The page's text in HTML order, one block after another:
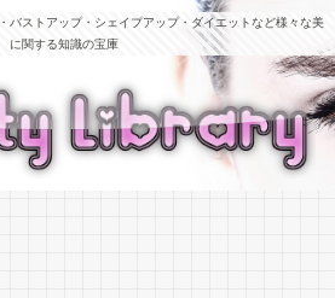
バストアップ・シェイプアップ・ダイエットなど様々な美
に関する知識の宝庫